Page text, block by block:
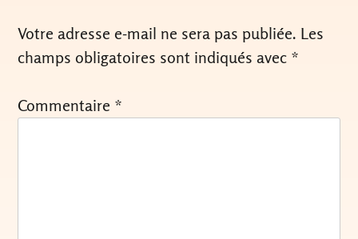
Votre adresse e-mail ne sera pas publiée. Les
champs obligatoires sont indiqués avec *
Commentaire *